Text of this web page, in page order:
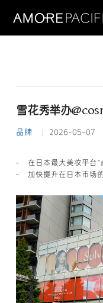
雪花秀举办
品牌 2026-05-07
在日本最大美妆平台
加快提升在日本市场